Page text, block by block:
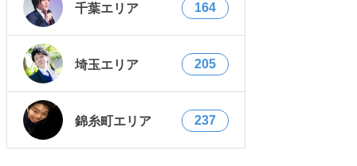
千葉エリア 164
埼玉エリア 205
錦糸町エリア 237